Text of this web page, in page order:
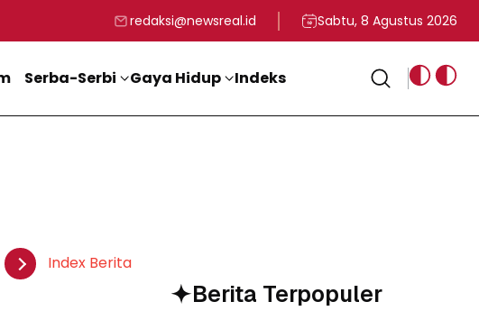
Berharga
Jelang HUT ke-81 Kemerdekaan RI
Dukung MBG, Kadin Apresiasi Kepemimpinan Presiden Prabowo yang
Staf Khusus Menag RI
redaksi@newsreal.id Sabtu, 8 Agustus 2026
Serba-Serbi Gaya Hidup Indeks
Index Berita
Berita Terpopuler